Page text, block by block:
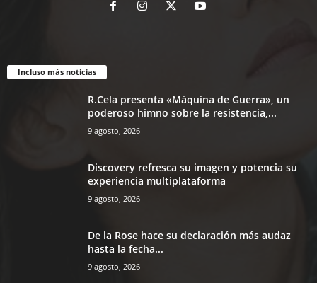
Incluso más noticias
R.Cela presenta «Máquina de Guerra», un
poderoso himno sobre la resistencia,...
9 agosto, 2026
Discovery refresca su imagen y potencia su
experiencia multiplataforma
9 agosto, 2026
De la Rose hace su declaración más audaz
hasta la fecha...
9 agosto, 2026